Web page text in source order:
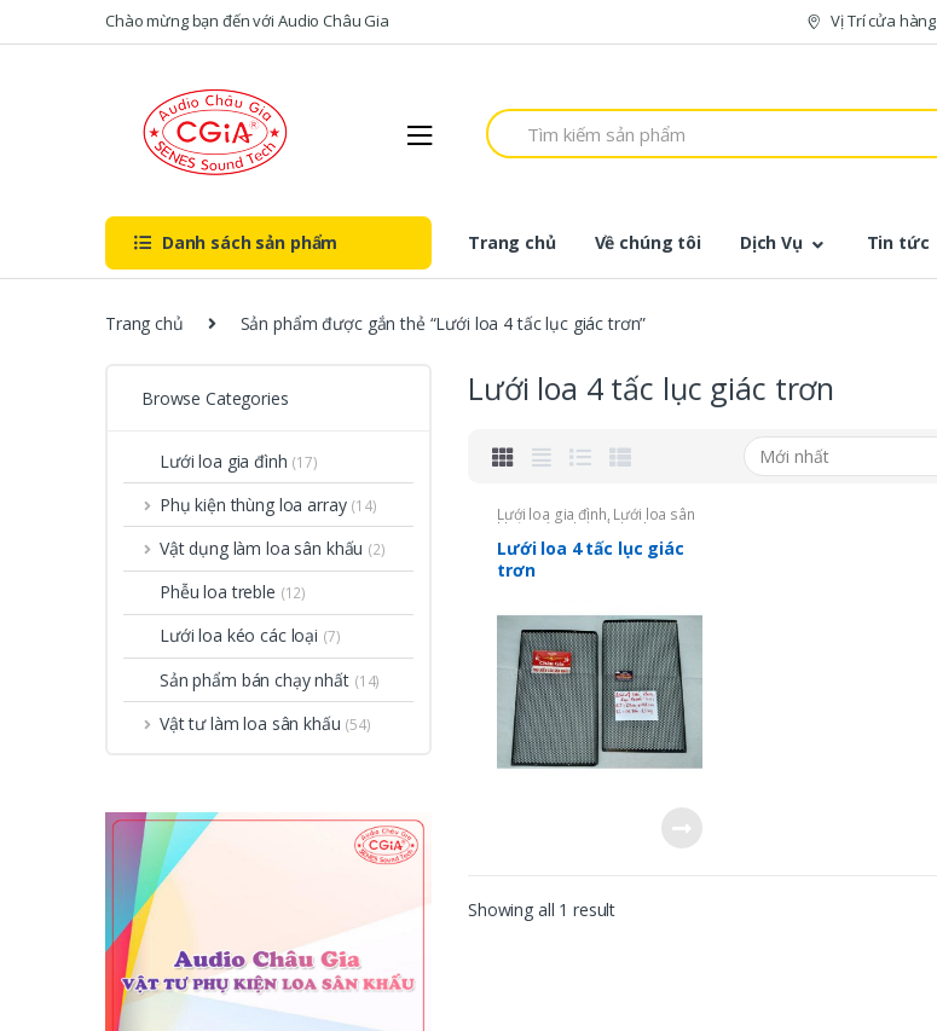
Skip to navigation
Skip to contentChào mừng bạn đến với Audio Châu Gia Vị Trí cửa hàng
S
e
f
Danh sách sản phẩm Trang chủ Về chúng tôi Dịch Vụ Tin tức
Trang chủ Sản phẩm được gắn thẻ “Lưới loa 4 tấc lục giác trơn”
Lưới loa 4 tấc lục giác trơn
Lưới loa gia đình, Lưới loa sân
khấu Sản phẩm bán chạy
nhất,Vật tư làm loa sân khấu
Lưới loa 4 tấc lục giác
trơn
Showing all 1 result
Browse Categories
Lưới loa gia đình (17)
Phụ kiện thùng loa array (14)
Vật dụng làm loa sân khấu (2)
Phễu loa treble (12)
Lưới loa kéo các loại (7)
Sản phẩm bán chạy nhất (14)
Vật tư làm loa sân khấu (54)